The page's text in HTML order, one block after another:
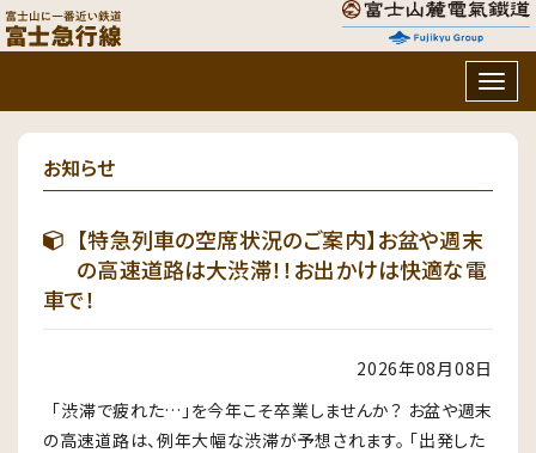
お知らせ
【特急列車の空席状況のご案内】お盆や週末
の高速道路は大渋滞！！お出かけは快適な電
車で！
2026年08月08日
「渋滞で疲れた…」を今年こそ卒業しませんか？ お盆や週末
の高速道路は、例年大幅な渋滞が予想されます。 「出発した